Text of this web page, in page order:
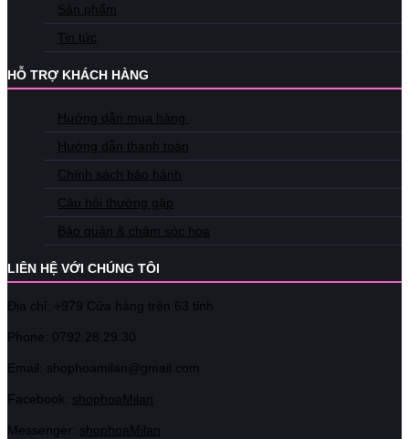
Sản phẩm
Tin tức
HỖ TRỢ KHÁCH HÀNG
Hướng dẫn mua hàng
Hướng dẫn thanh toán
Chính sách bảo hành
Câu hỏi thường gặp
Bảo quản & chăm sóc hoa
LIÊN HỆ VỚI CHÚNG TÔI
Địa chỉ: +979 Cửa hàng trên 63 tỉnh
Phone: 0792.28.29.30
Email: shophoamilan@gmail.com
Facebook: shophoaMilan
Messenger: shophoaMilan